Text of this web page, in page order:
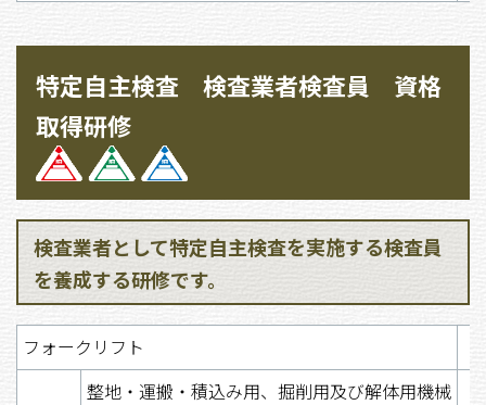
特定自主検査 検査業者検査員 資格
取得研修
検査業者として特定自主検査を実施する検査員
を養成する研修です。
フォークリフト
整地・運搬・積込み用、掘削用及び解体用機械